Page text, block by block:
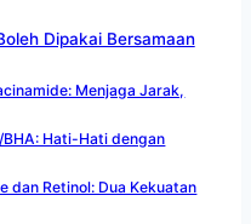
Dipakai Bersamaan
Menjaga Jarak,
BHA: Hati-Hati dengan
dan Retinol: Dua Kekuatan